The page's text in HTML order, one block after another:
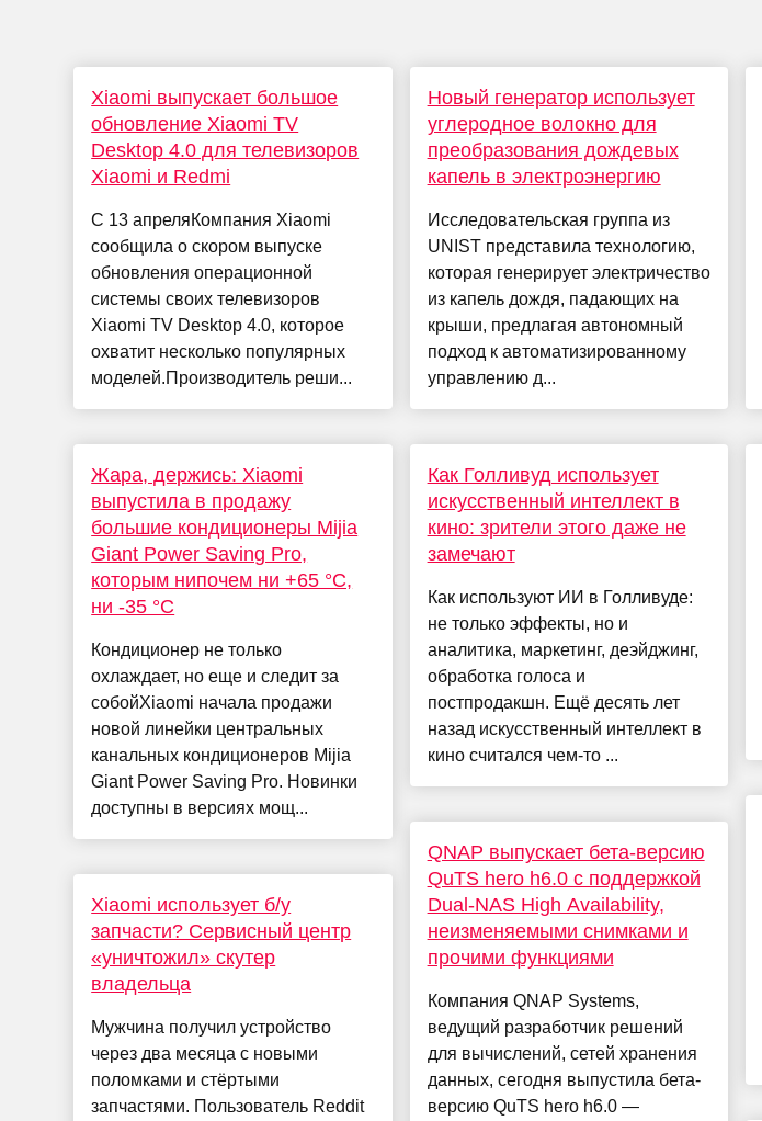
Xiaomi выпускает большое
обновление Xiaomi TV
Desktop 4.0 для телевизоров
Xiaomi и Redmi
С 13 апреляКомпания Xiaomi
сообщила о скором выпуске
обновления операционной
системы своих телевизоров
Xiaomi TV Desktop 4.0, которое
охватит несколько популярных
моделей.Производитель реши...
Жара, держись: Xiaomi
выпустила в продажу
большие кондиционеры Mijia
Giant Power Saving Pro,
которым нипочем ни +65 °C,
ни -35 °C
Кондиционер не только
охлаждает, но еще и следит за
собойXiaomi начала продажи
новой линейки центральных
канальных кондиционеров Mijia
Giant Power Saving Pro. Новинки
доступны в версиях мощ...
Xiaomi использует б/у
запчасти? Сервисный центр
«уничтожил» скутер
владельца
Мужчина получил устройство
через два месяца с новыми
поломками и стёртыми
запчастями. Пользователь Reddit
Новый генератор использует
углеродное волокно для
преобразования дождевых
капель в электроэнергию
Исследовательская группа из
UNIST представила технологию,
которая генерирует электричество
из капель дождя, падающих на
крыши, предлагая автономный
подход к автоматизированному
управлению д...
Как Голливуд использует
искусственный интеллект в
кино: зрители этого даже не
замечают
Как используют ИИ в Голливуде:
не только эффекты, но и
аналитика, маркетинг, деэйджинг,
обработка голоса и
постпродакшн. Ещё десять лет
назад искусственный интеллект в
кино считался чем-то ...
QNAP выпускает бета-версию
QuTS hero h6.0 с поддержкой
Dual-NAS High Availability,
неизменяемыми снимками и
прочими функциями
Компания QNAP Systems,
ведущий разработчик решений
для вычислений, сетей хранения
данных, сегодня выпустила бета-
версию QuTS hero h6.0 —